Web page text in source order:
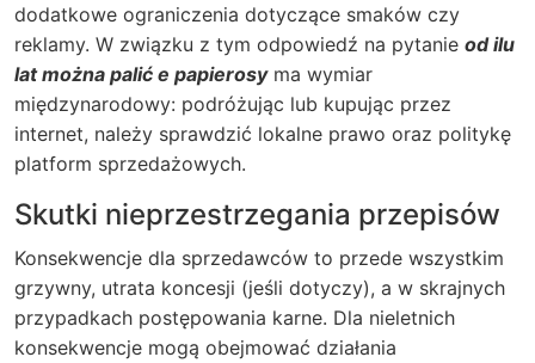
dodatkowe ograniczenia dotyczące smaków czy
reklamy. W związku z tym odpowiedź na pytanie od ilu
lat można palić e papierosyma wymiar
międzynarodowy: podróżując lub kupując przez
internet, należy sprawdzić lokalne prawo oraz politykę
platform sprzedażowych.
Skutki nieprzestrzegania przepisów
Konsekwencje dla sprzedawców to przede wszystkim
grzywny, utrata koncesji (jeśli dotyczy), a w skrajnych
przypadkach postępowania karne. Dla nieletnich
konsekwencje mogą obejmować działania